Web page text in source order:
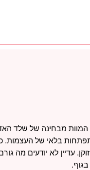
המוות מבחינה של שלד
בלאי של העצמות.
עדיין לא יודעים מה